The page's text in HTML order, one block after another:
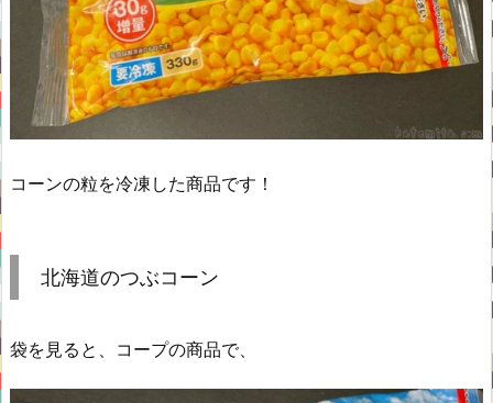
コーンの粒を冷凍した商品です！
北海道のつぶコーン
袋を見ると、コープの商品で、